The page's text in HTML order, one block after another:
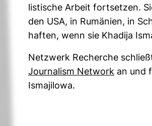
lis­ti­sche Arbeit fort­setzen.
den USA, in Rumä­nien, in
haften, wenn sie Kha­dija
Netz­werk Recherche
Jour­na­lism Net­work an und
Isma­ji­lowa.